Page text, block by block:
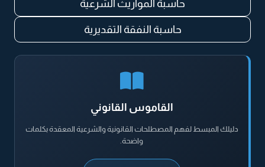
حاسبة المواريث الشرعية
حاسبة النفقة التقديرية
القاموس القانوني
دليلك المبسط لفهم المصطلحات القانونية والشرعية المعقدة بكلمات
واضحة.